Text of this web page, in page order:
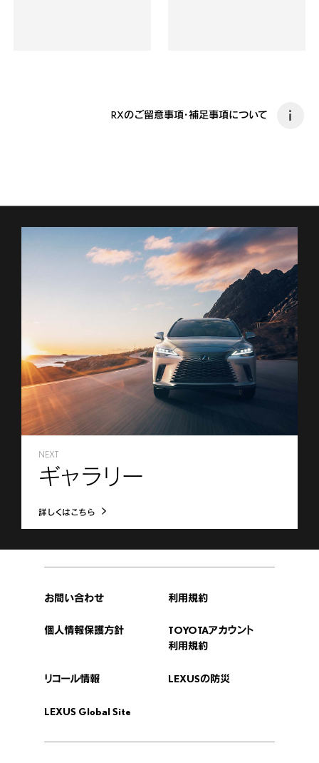
RXのご留意事項・補足事項について i
NEXT
ギャラリー
詳しくはこちら
お問い合わせ 利用規約
個人情報保護方針
TOYOTAアカウント
利用規約
リコール情報 LEXUSの防災
LEXUS Global Site